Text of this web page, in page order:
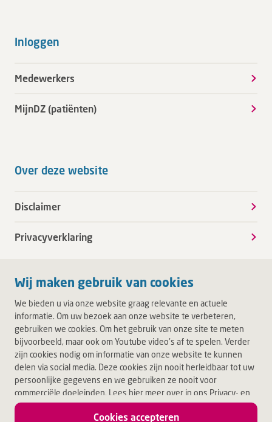
Wij maken gebruik van cookies
We bieden u via onze website graag relevante en actuele
informatie. Om uw bezoek aan onze website te verbeteren,
gebruiken we cookies. Om het gebruik van onze site te meten
bijvoorbeeld, maar ook om Youtube video's af te spelen. Verder
zijn cookies nodig om informatie van onze website te kunnen
delen via social media. Deze cookies zijn nooit herleidbaar tot uw
persoonlijke gegevens en we gebruiken ze nooit voor
commerciële doeleinden. Lees hier meer over in ons Privacy- en
Cookiebeleid. Door op Akkoord te klikken, accepteert u alle
Cookies accepteren
Inloggen
Medewerkers
MijnDZ (patiënten)
Over deze website
Disclaimer
Privacyverklaring